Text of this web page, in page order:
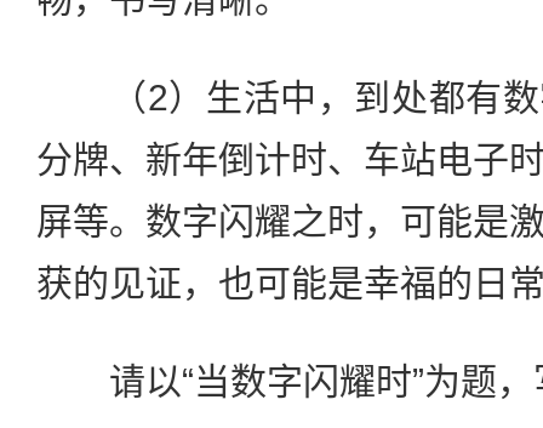
（2）生活中，到处都有数
分牌、新年倒计时、车站电子
屏等。数字闪耀之时，可能是
获的见证，也可能是幸福的
请以“当数字闪耀时”为题，